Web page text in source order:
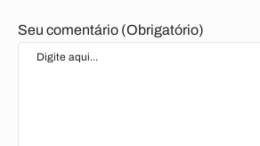
Seu comentário (Obrigatório)